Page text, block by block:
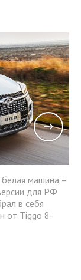
машина –
для РФ
в себя
от Tiggo 8-